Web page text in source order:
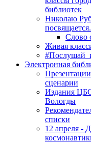
библиотек
Николаю
Слово
Живая
Электронная
сценарии
Издания
Вологды
списки
12 апреля -